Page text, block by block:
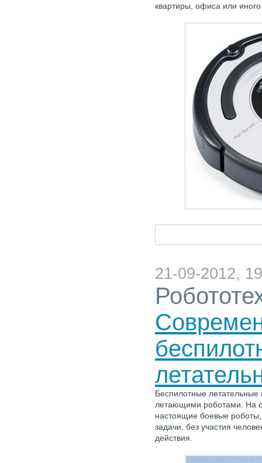
квартиры, офиса или
21-09-2012,
Беспилотные
летающими роботами. На
настоящие боевые
задачи, без участия
действия.